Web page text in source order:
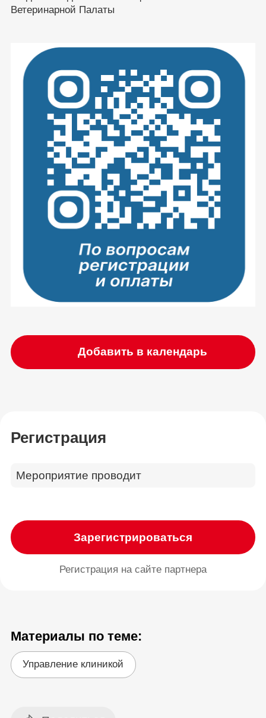
Ветеринарной Палаты
Добавить в календарь
Регистрация
Мероприятие проводит
Зарегистрироваться
Регистрация на сайте партнера
Материалы по теме:
Управление клиникой